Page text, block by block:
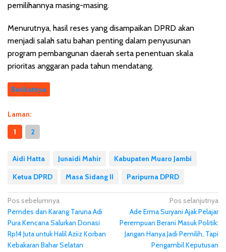
pemilihannya masing-masing.
Menurutnya, hasil reses yang disampaikan DPRD akan
menjadi salah satu bahan penting dalam penyusunan
program pembangunan daerah serta penentuan skala
prioritas anggaran pada tahun mendatang.
Berikutnya
Laman:
1
2
Aidi Hatta Junaidi Mahir
Kabupaten Muaro Jambi
Ketua DPRD
Masa Sidang II Paripurna DPRD
N
a
v
i
Pos sebelumnya
Pemdes dan Karang Taruna Adi
Pura Kencana Salurkan Donasi
Rp14 Juta untuk Halil Aziiz Korban
Kebakaran Bahar Selatan
Pos selanjutnya
Ade Erma Suryani Ajak Pelajar
Perempuan Berani Masuk Politik:
Jangan Hanya Jadi Pemilih, Tapi
Pengambil Keputusan